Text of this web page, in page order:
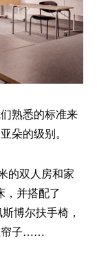
熟悉的标准来
朵的级别。
的双人房和家
，并搭配了
博尔扶手椅，
帘子……